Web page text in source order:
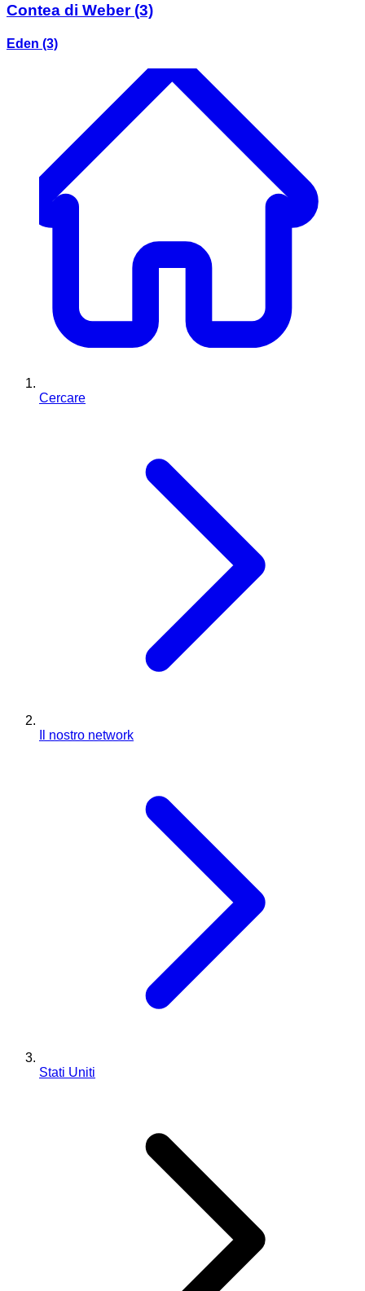
Contea di Weber(3)
Eden (3)
Cercare
Il nostro network
Stati Uniti